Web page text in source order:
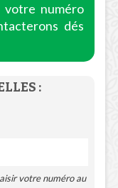
votre numéro
dés
:
votre numéro au